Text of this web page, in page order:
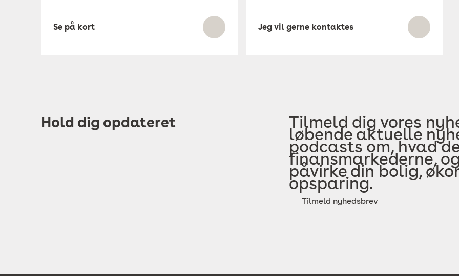
Se på kort Jeg vil gerne kontaktes
Hold dig opdateret Tilmeld dig vores
løbende aktuelle
podcasts om, hvad
finansmarkederne,
påvirke din bolig,
opsparing.
Tilmeld nyhedsbrev